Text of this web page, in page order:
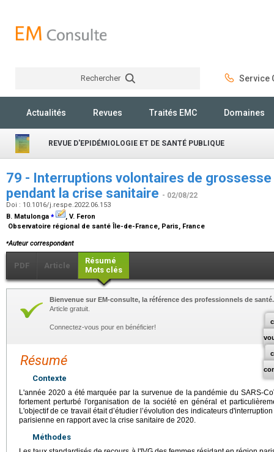
Rechercher Service
Actualités Revues Traités EMC Domaines
REVUE D'EPIDÉMIOLOGIE ET DE SANTÉ PUBLIQUE
79 - Interruptions volontaires de
pendant la crise sanitaire - 02/08/22
Doi : 10.1016/j.respe.2022.06.153
B. Matulonga ⁎
, V. Feron
Observatoire régional de santé Île-de-France, Paris, France
⁎Auteur correspondant
PDF Article
Résumé
Mots clés
Bienvenue sur EM-consulte, la référence des professionnels de santé.
Article gratuit.
Connectez-vous pour en bénéficier!
Résumé
Contexte
L'année 2020 a été marquée par la survenue de la pandémie du SARS-
fortement perturbé l'organisation de la société en général et
L'objectif de ce travail était d’étudier l’évolution des indicateurs
parisienne en rapport avec la crise sanitaire de 2020.
Méthodes